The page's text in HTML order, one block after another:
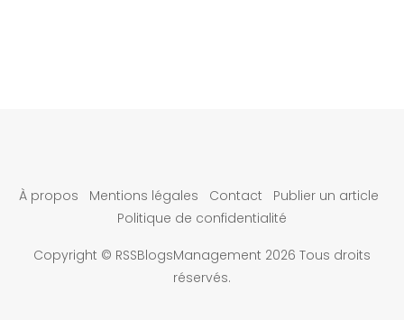
À propos Mentions légales Contact
Publier un article
Politique de confidentialité
Copyright © RSSBlogsManagement 2026 Tous droits
réservés.